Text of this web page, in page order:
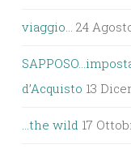
viaggio… 24
d’Acquisto 13
…the wild 17